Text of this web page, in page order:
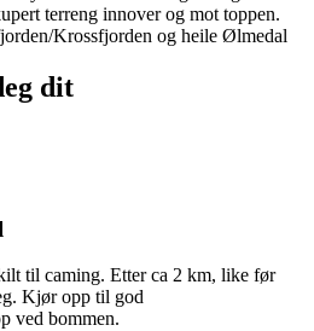
terreng innover og mot toppen.
Krossfjorden og heile Ølmedal
dit
til caming. Etter ca 2 km, like før
Kjør opp til god
ved bommen.